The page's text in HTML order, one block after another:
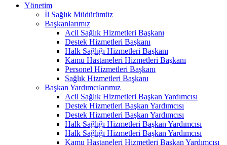
Yönetim
İl Sağlık Müdürümüz
Başkanlarımız
Acil Sağlık Hizmetleri Başkanı
Destek Hizmetleri Başkanı
Halk Sağlığı Hizmetleri Başkanı
Kamu Hastaneleri Hizmetleri Başkanı
Personel Hizmetleri Başkanı
Sağlık Hizmetleri Başkanı
Başkan Yardımcılarımız
Acil Sağlık Hizmetleri Başkan Yardımcısı
Destek Hizmetleri Başkan Yardımcısı
Destek Hizmetleri Başkan Yardımcısı
Halk Sağlığı Hizmetleri Başkan Yardımcısı
Halk Sağlığı Hizmetleri Başkan Yardımcısı
Kamu Hastaneleri Hizmetleri Başkan Yardımcısı ​